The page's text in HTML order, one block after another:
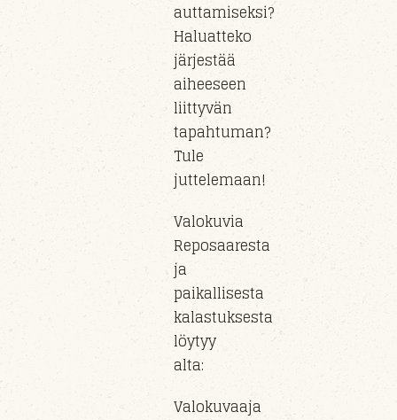
auttamiseksi?
Haluatteko
järjestää
aiheeseen
liittyvän
tapahtuman?
Tule
juttelemaan!
Valokuvia
Reposaaresta
ja
paikallisesta
kalastuksesta
löytyy
alta:
Valokuvaaja